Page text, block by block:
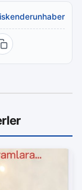
iskenderunhaber